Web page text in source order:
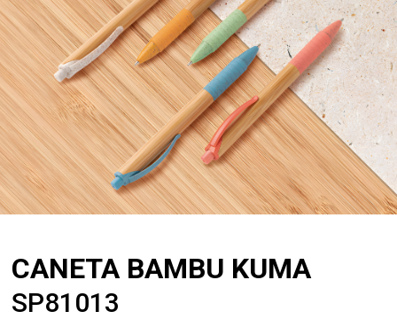
CANETA BAMBU KUMA
SP81013